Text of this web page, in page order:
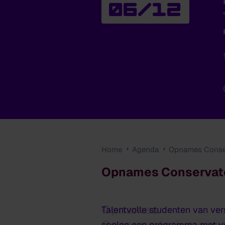
06/12
Home Agenda Opnames
Opnames
Opnames
Talentvolle studenten van